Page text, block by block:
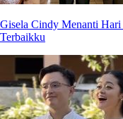
Gisela Cindy Menanti
Terbaikku